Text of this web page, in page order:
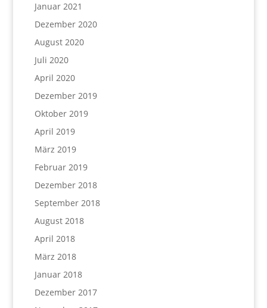
Januar 2021
Dezember 2020
August 2020
Juli 2020
April 2020
Dezember 2019
Oktober 2019
April 2019
März 2019
Februar 2019
Dezember 2018
September 2018
August 2018
April 2018
März 2018
Januar 2018
Dezember 2017